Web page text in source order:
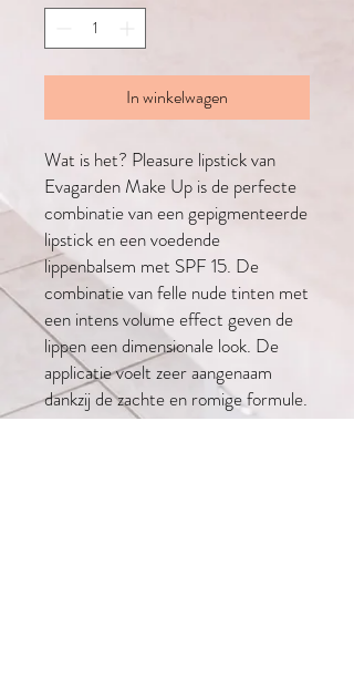
In winkelwagen
Wat is het? Pleasure lipstick van
Evagarden Make Up is de perfecte
combinatie van een gepigmenteerde
lipstick en een voedende
lippenbalsem met SPF 15. De
combinatie van felle nude tinten met
een intens volume effect geven de
lippen een dimensionale look. De
applicatie voelt zeer aangenaam
dankzij de zachte en romige formule.
De lippenstift bevat voedende